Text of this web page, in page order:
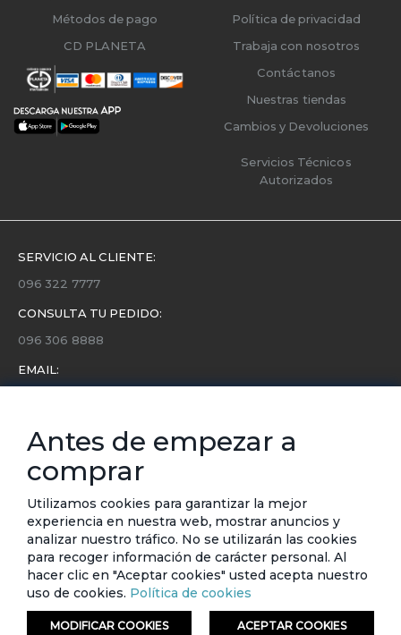
Métodos de pago
CD PLANETA
Política de privacidad
Trabaja con nosotros
Contáctanos
Nuestras tiendas
Cambios y Devoluciones
Servicios Técnicos
Autorizados
SERVICIO AL CLIENTE:
096 322 7777
CONSULTA TU PEDIDO:
096 306 8888
EMAIL:
Conoce toda la información sobre últimas colecciones,
eventos y ofertas.
Subscríbete a nuestro newsletter
SUSCRIBIRSE
Antes de empezar a
comprar
Utilizamos cookies para garantizar la mejor
experiencia en nuestra web, mostrar anuncios y
analizar nuestro tráfico. No se utilizarán las cookies
para recoger información de carácter personal. Al
hacer clic en "Aceptar cookies" usted acepta nuestro
uso de cookies. Política de cookies
MODIFICAR COOKIES ACEPTAR COOKIES